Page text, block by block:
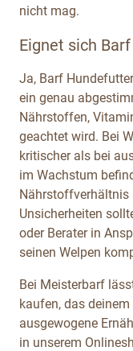
nicht mag.
Eignet sich
Ja, Barf
ein genau
Nährstoffen,
geachtet wird. Bei
kritischer als bei
im Wachstum
Nährstoffverhältnis
Unsicherheiten
oder Berater in
seinen Welpen
Bei Meisterbarf
kaufen, das
ausgewogene
in unserem